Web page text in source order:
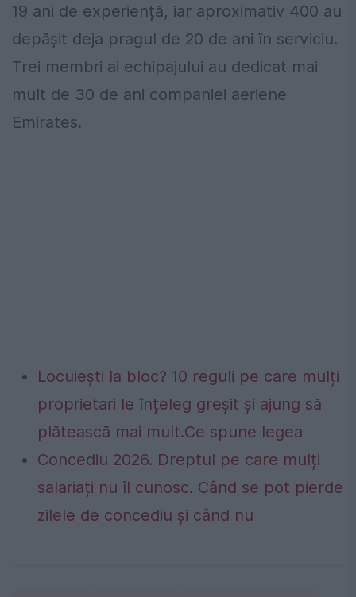
19 ani de experiență, iar aproximativ 400 au
depășit deja pragul de 20 de ani în serviciu.
Trei membri ai echipajului au dedicat mai
mult de 30 de ani companiei aeriene
Emirates.
Locuiești la bloc? 10 reguli pe care mulți
proprietari le înțeleg greșit și ajung să
plătească mai mult.Ce spune legea
Concediu 2026. Dreptul pe care mulți
salariați nu îl cunosc. Când se pot pierde
zilele de concediu și când nu